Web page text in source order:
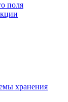
поля
хранения